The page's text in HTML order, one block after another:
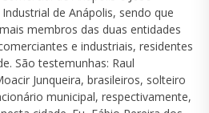
de Anápolis, sendo que
membros das duas entidades
e industriais, residentes
São testemunhas: Raul
Junqueira, brasileiros, solteiro
municipal, respectivamente,